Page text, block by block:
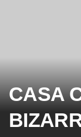
CASA